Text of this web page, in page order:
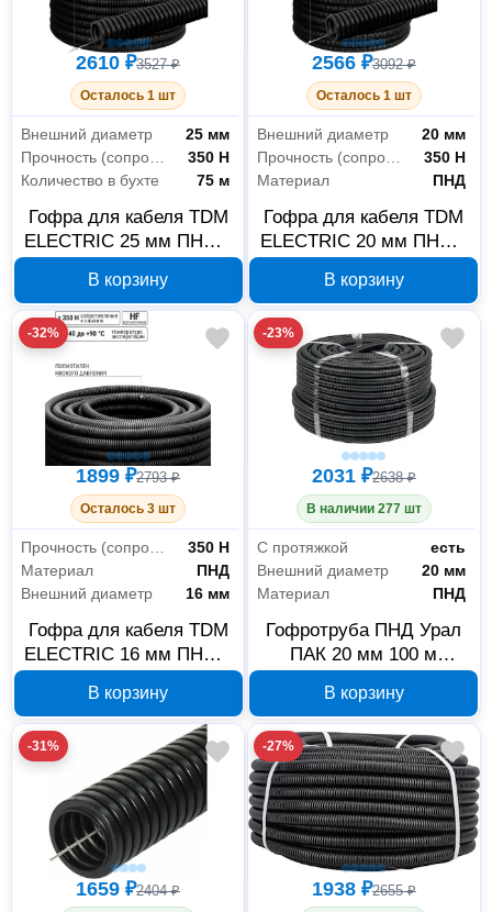
2610 ₽3527 ₽
Осталось 1 шт
Внешний диаметр
25 мм
Прочность (сопротивление сжатию на 5 см при +20°C)
350 Н
Количество в бухте
75 м
Гофра для кабеля TDM
ELECTRIC 25 мм ПНД с
В корзину
2566 ₽3092 ₽
Осталось 1 шт
Внешний диаметр
20 мм
Прочность (сопротивление сжатию на 5 см при +20°C)
350 Н
Материал
ПНД
Гофра для кабеля TDM
ELECTRIC 20 мм ПНД с
В корзину
-32%
1899 ₽2793 ₽
Осталось 3 шт
Прочность (сопротивление сжатию на 5 см при +20°C)
350 Н
Материал
ПНД
Внешний диаметр
16 мм
Гофра для кабеля TDM
ELECTRIC 16 мм ПНД с
В корзину
-23%
2031 ₽2638 ₽
В наличии 277 шт
С протяжкой
есть
Внешний диаметр
20 мм
Материал
ПНД
Гофротруба ПНД Урал
ПАК 20 мм 100 м
В корзину
-31%
1659 ₽2404 ₽
-27%
1938 ₽2655 ₽